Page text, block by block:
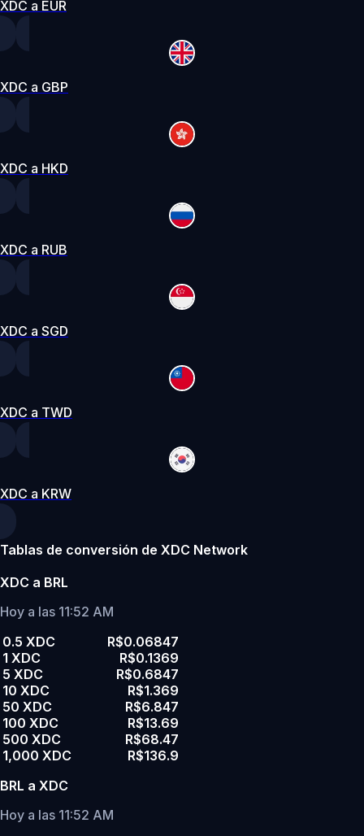
XDC a EUR
XDC a GBP
XDC a HKD
XDC a RUB
XDC a SGD
XDC a TWD
XDC a KRW
Tablas de conversión de XDC Network
XDC a BRL
Hoy a las 11:52 AM
0.5 XDC
R$0.06847
1 XDC
R$0.1369
5 XDC
R$0.6847
10 XDC
R$1.369
50 XDC
R$6.847
100 XDC
R$13.69
500 XDC
R$68.47
1,000 XDC
R$136.9
BRL a XDC
Hoy a las 11:52 AM